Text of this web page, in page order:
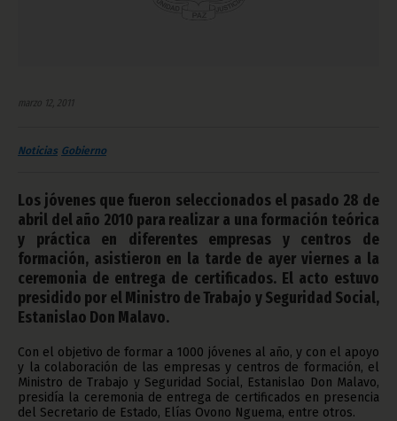
marzo 12, 2011
Noticias Gobierno
Los jóvenes que fueron seleccionados el pasado 28 de
abril del año 2010 para realizar a una formación teórica
y práctica en diferentes empresas y centros de
formación, asistieron en la tarde de ayer viernes a la
ceremonia de entrega de certificados. El acto estuvo
presidido por el Ministro de Trabajo y Seguridad Social,
Estanislao Don Malavo.
Con el objetivo de formar a 1000 jóvenes al año, y con el apoyo
y la colaboración de las empresas y centros de formación, el
Ministro de Trabajo y Seguridad Social, Estanislao Don Malavo,
presidía la ceremonia de entrega de certificados en presencia
del Secretario de Estado, Elías Ovono Nguema, entre otros.